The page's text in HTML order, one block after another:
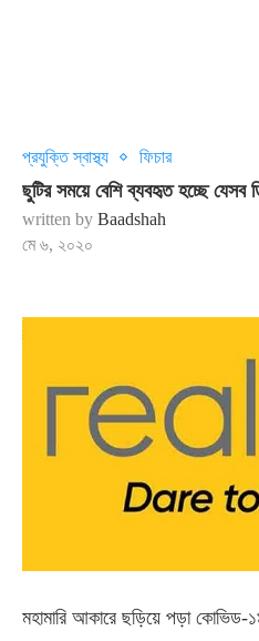
প্রযুক্তি স্বাস্থ্য ফিচার
ছুটির সময়ে বেশি ব্যবহৃত হচ্ছে যেসব
written by Baadshah
মে ৬, ২০২০
মহামারি আকারে ছড়িয়ে পড়া